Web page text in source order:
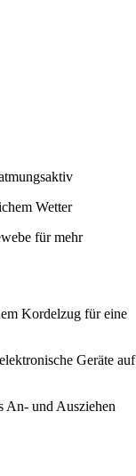
Wetter
für mehr
Kordelzug für eine
Geräte auf
An- und Ausziehen